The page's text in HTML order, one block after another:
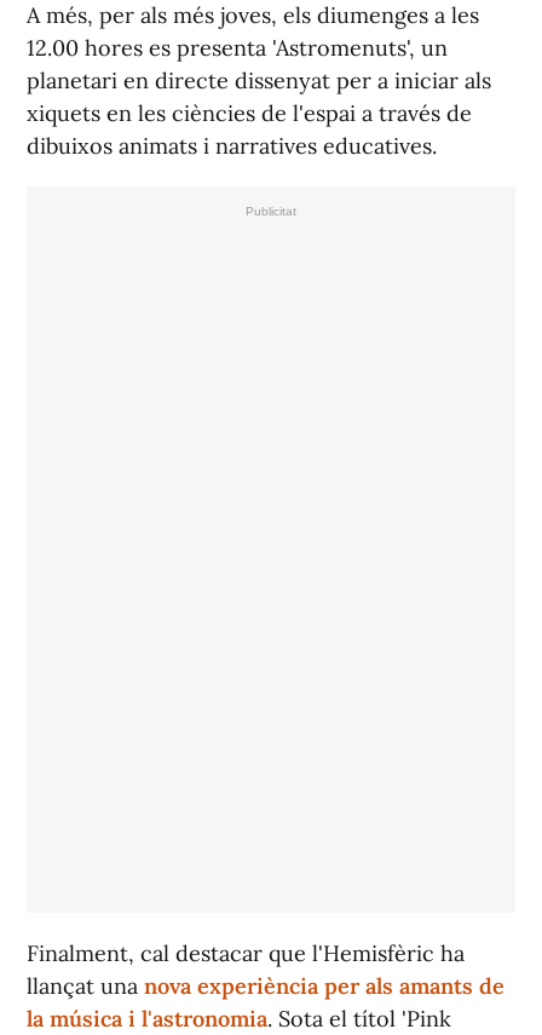
A més, per als més joves, els diumenges a les
12.00 hores es presenta 'Astromenuts', un
planetari en directe dissenyat per a iniciar als
xiquets en les ciències de l'espai a través de
dibuixos animats i narratives educatives.
Finalment, cal destacar que l'Hemisfèric ha
llançat una nova experiència per als amants de
la música i l'astronomia. Sota el títol 'Pink